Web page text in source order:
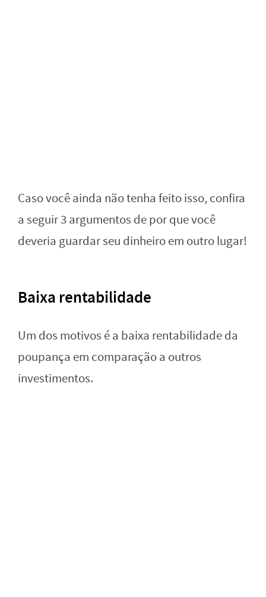
Caso você ainda não tenha feito isso, confira
a seguir 3 argumentos de por que você
deveria guardar seu dinheiro em outro lugar!
Baixa rentabilidade
Um dos motivos é a baixa rentabilidade da
poupança em comparação a outros
investimentos.